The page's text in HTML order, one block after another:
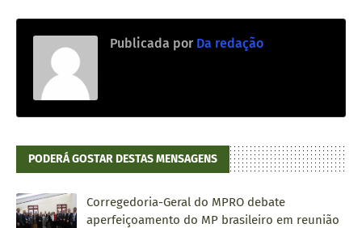
Publicada por Da redação
PODERÁ GOSTAR DESTAS MENSAGENS
Corregedoria-Geral do MPRO debate
aperfeiçoamento do MP brasileiro em reunião